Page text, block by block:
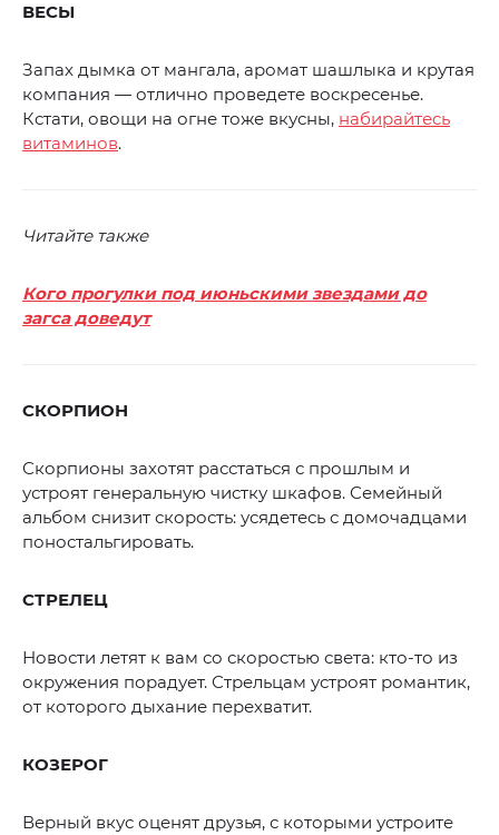
ВЕСЫ
Запах дымка от мангала, аромат шашлыка и крутая
компания — отлично проведете воскресенье.
Кстати, овощи на огне тоже вкусны, набирайтесь
витаминов.
Читайте также
Кого прогулки под июньскими звездами до
загса доведут
СКОРПИОН
Скорпионы захотят расстаться с прошлым и
устроят генеральную чистку шкафов. Семейный
альбом снизит скорость: усядетесь с домочадцами
поностальгировать.
СТРЕЛЕЦ
Новости летят к вам со скоростью света: кто-то из
окружения порадует. Стрельцам устроят романтик,
от которого дыхание перехватит.
КОЗЕРОГ
Верный вкус оценят друзья, с которыми устроите